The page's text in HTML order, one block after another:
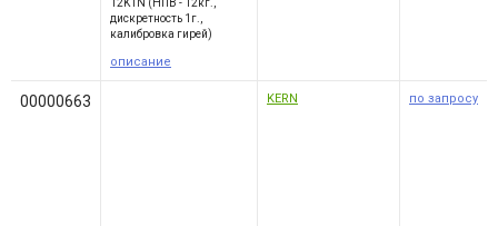
12K1N (НПВ - 12кг.,
дискретность 1г.,
калибровка гирей)
описание
00000663 KERN по запросу